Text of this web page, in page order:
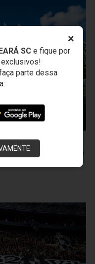
×
SCe fique por
parte dessa
estacionamento para
Castelão